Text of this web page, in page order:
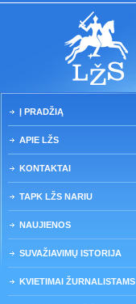
Į PRADŽIĄ
APIE LŽS
KONTAKTAI
TAPK LŽS NARIU
NAUJIENOS
SUVAŽIAVIMŲ ISTORIJA
KVIETIMAI ŽURNALISTAMS